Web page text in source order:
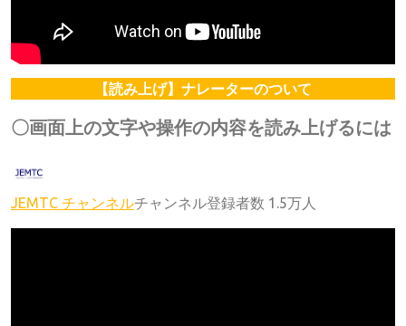
【読み上げ】ナレーターのついて
〇画面上の文字や操作の内容を読み上げるには
JEMTC チャンネルチャンネル登録者数 1.5万人